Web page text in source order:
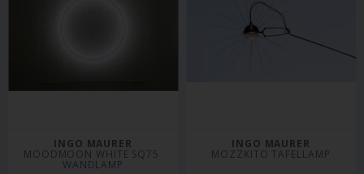
INGO MAURER
MOODMOON WHITE SQ75
WANDLAMP
INGO MAURER
MOZZKITO TAFELLAMP